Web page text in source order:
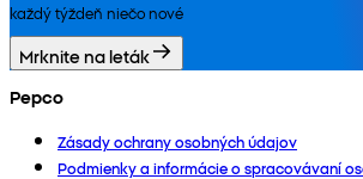
každý týždeň niečo nové
Mrknite na leták
Pepco
Zásady ochrany osobných údajov
Podmienky a informácie o spracovávaní